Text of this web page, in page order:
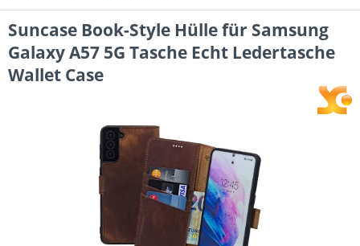
Suncase Book-Style Hülle für Samsung
Galaxy A57 5G Tasche Echt Ledertasche
Wallet Case